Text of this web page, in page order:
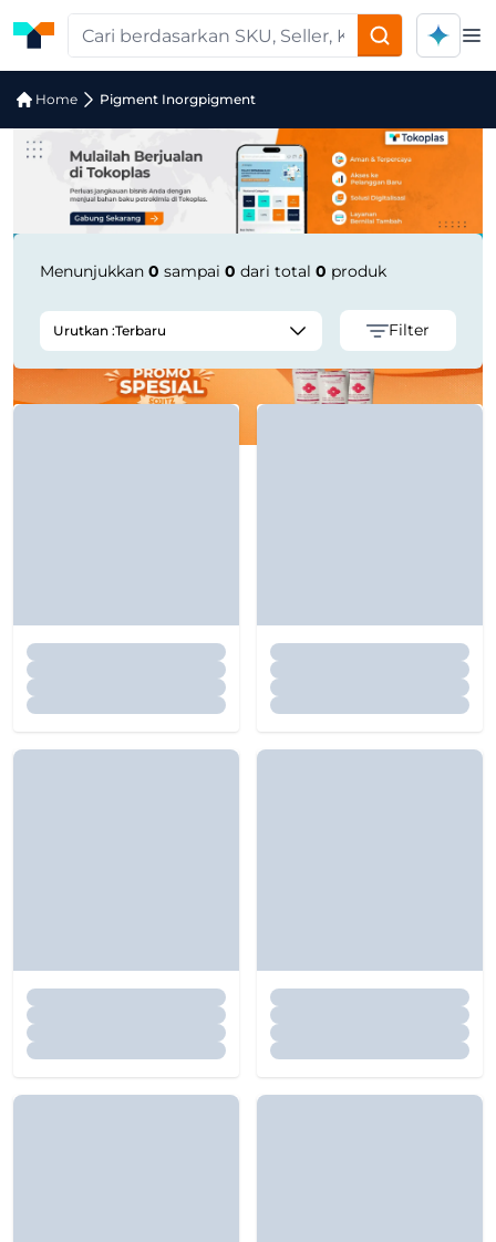
Home Pigment Inorgpigment
Jual Pigment Inorgpigment |
Menunjukkan 0 sampai 0 dari total 0 produk
Urutkan :Terbaru Filter